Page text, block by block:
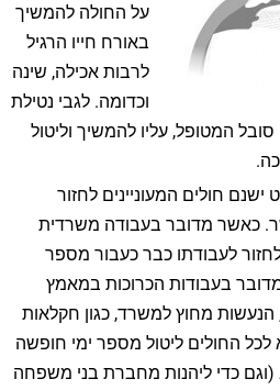
על החולה להמשיך
באורח חייו הרגיל
לרבות אכילה, שינה
וכדומה. לגבי נטילת
המטופל, עליו להמשיך וליטול
חולים המעוניינים לחזור
כאשר מדובר בעבודה משרדית
לעבודתו כבר כעבור מספר
בעבודות הכרוכות במאמץ
הנעשות מחוץ למשרד, כגון חקלאות
לכל החולים ליטול מספר ימי חופשה
(וגם כדי ליהנות מחברת בני משפחה